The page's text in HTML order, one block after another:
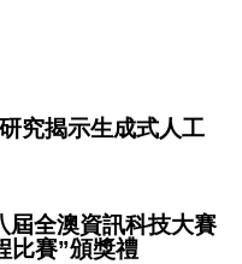
究揭示生成式人工
屆全澳資訊科技大賽
比賽”頒獎禮